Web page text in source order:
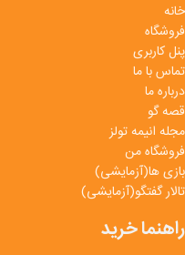
خانه
فروشگاه
پنل کاربری
تماس با ما
درباره ما
قصه گو
مجله انیمه تولز
فروشگاه من
بازی ها(آزمایشی)
تالار گفتگو(آزمایشی)
راهنما خرید